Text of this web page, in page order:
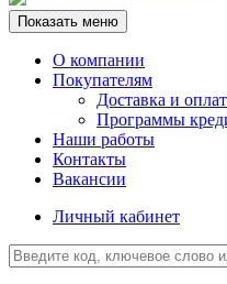
Показать меню
О компании
Покупателям
Доставка и
Программы
Наши работы
Контакты
Вакансии
Личный кабинет